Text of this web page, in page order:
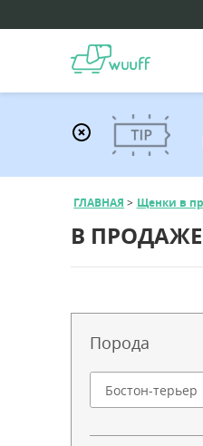
ГЛАВНАЯ Щенки в
В ПРОДАЖЕ
Порода